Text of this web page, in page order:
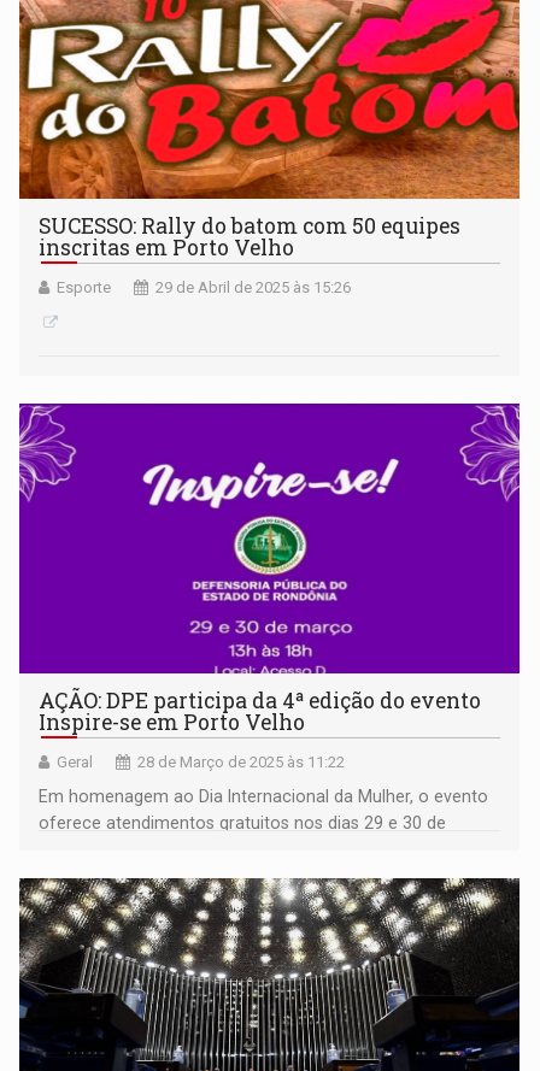
SUCESSO: Rally do batom com 50 equipes
inscritas em Porto Velho
Esporte 29 de Abril de 2025 às 15:26
AÇÃO: DPE participa da 4ª edição do evento
Inspire-se em Porto Velho
Geral 28 de Março de 2025 às 11:22
Em homenagem ao Dia Internacional da Mulher, o evento
oferece atendimentos gratuitos nos dias 29 e 30 de